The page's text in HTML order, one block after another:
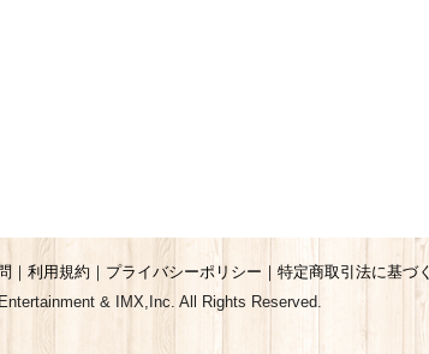
｜ 利用規約 ｜ プライバシーポリシー ｜ 特定商取引法に基づ
& IMX,Inc. All Rights Reserved.